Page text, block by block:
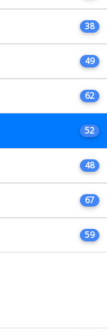
38
49
62
52
48
67
59